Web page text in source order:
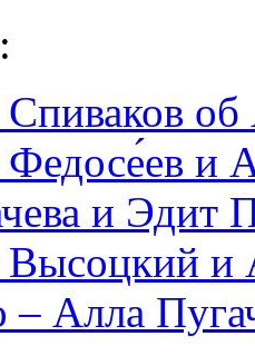
об
и
и Эдит
и
Алла